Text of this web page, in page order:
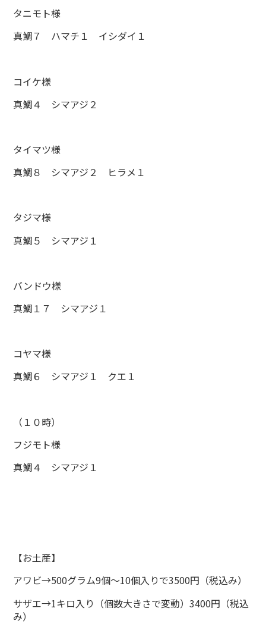
タニモト様
真鯛７ ハマチ１ イシダイ１
コイケ様
真鯛４ シマアジ２
タイマツ様
真鯛８ シマアジ２ ヒラメ１
タジマ様
真鯛５ シマアジ１
バンドウ様
真鯛１７ シマアジ１
コヤマ様
真鯛６ シマアジ１ クエ１
（１０時）
フジモト様
真鯛４ シマアジ１
【お土産】
アワビ→500グラム9個～10個入りで3500円（税込み）
サザエ→1キロ入り（個数大きさで変動）3400円（税込
み）